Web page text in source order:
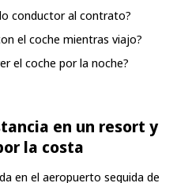
conductor al contrato?
el coche mientras viajo?
el coche por la noche?
en un resort y
la costa
en el aeropuerto seguida de